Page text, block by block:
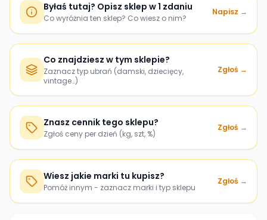
Byłaś tutaj? Opisz sklep w 1 zdaniu
Co wyróżnia ten sklep? Co wiesz o nim?
Napisz →
Co znajdziesz w tym sklepie?
Zaznacz typ ubrań (damski, dziecięcy,
vintage…)
Zgłoś →
Znasz cennik tego sklepu?
Zgłoś ceny per dzień (kg, szt, %)
Zgłoś →
Wiesz jakie marki tu kupisz?
Pomóż innym - zaznacz marki i typ sklepu
Zgłoś →